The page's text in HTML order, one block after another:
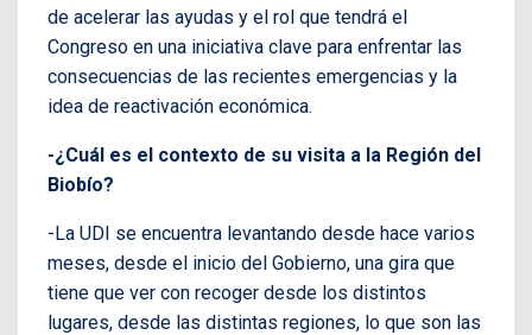
de acelerar las ayudas y el rol que tendrá el
Congreso en una iniciativa clave para enfrentar las
consecuencias de las recientes emergencias y la
idea de reactivación económica.
-¿Cuál es el contexto de su visita a la Región del
Biobío?
-La UDI se encuentra levantando desde hace varios
meses, desde el inicio del Gobierno, una gira que
tiene que ver con recoger desde los distintos
lugares, desde las distintas regiones, lo que son las